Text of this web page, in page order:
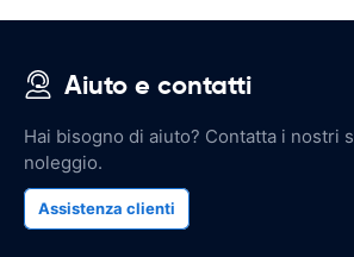
Aiuto e contatti
Hai bisogno di aiuto? Contatta i nostri
noleggio.
Assistenza clienti